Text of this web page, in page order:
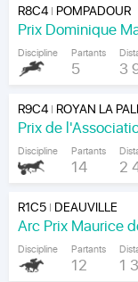
R8C4| POMPADOUR
Prix Dominique
Discipline Partants
5 3
R9C4| ROYAN LA
Prix de
Discipline Partants
14 2
R1C5| DEAUVILLE
Discipline Partants
12 1